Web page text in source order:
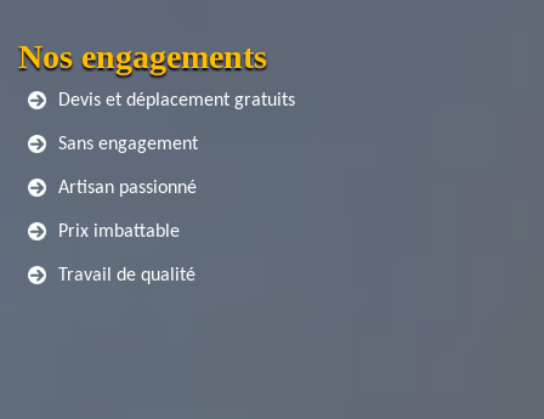
Nos engagements
Devis et déplacement gratuits
Sans engagement
Artisan passionné
Prix imbattable
Travail de qualité